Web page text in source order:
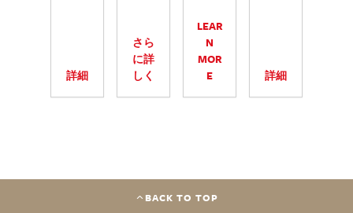
詳細
さら
に詳
しく
LEAR
N
MOR
E
詳細
BACK TO TOP